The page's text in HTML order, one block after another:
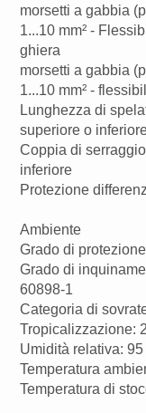
morsetti a gabbia
1...10 mm² -
ghiera
morsetti a gabbia
1...10 mm² -
Lunghezza di
superiore o
Coppia di
inferiore
Protezione
Ambiente
Grado di
Grado di
60898-1
Categoria di
Tropicalizzazione:
Umidità relativa: 95
Temperatura
Temperatura di